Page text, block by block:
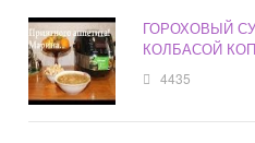
ГОРОХОВЫЙ
КОЛБАСОЙ
4435